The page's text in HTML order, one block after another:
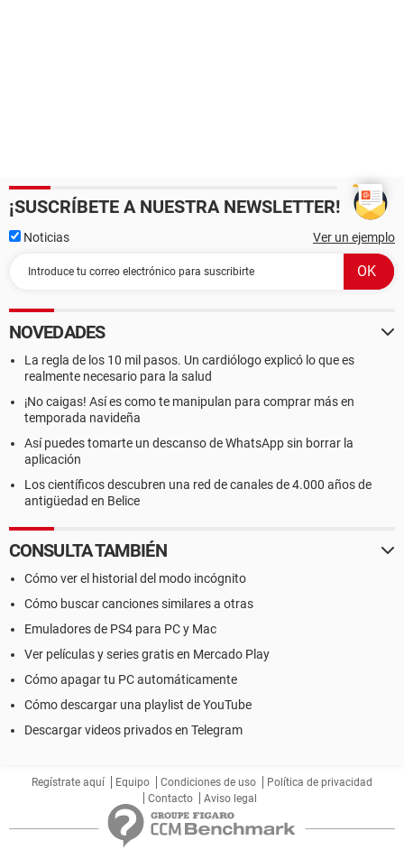
¡SUSCRÍBETE A NUESTRA NEWSLETTER!
Noticias Ver un ejemplo
NOVEDADES
La regla de los 10 mil pasos. Un cardiólogo explicó lo que es
realmente necesario para la salud
¡No caigas! Así es como te manipulan para comprar más en
temporada navideña
Así puedes tomarte un descanso de WhatsApp sin borrar la
aplicación
Los científicos descubren una red de canales de 4.000 años de
antigüedad en Belice
CONSULTA TAMBIÉN
Cómo ver el historial del modo incógnito
Cómo buscar canciones similares a otras
Emuladores de PS4 para PC y Mac
Ver películas y series gratis en Mercado Play
Cómo apagar tu PC automáticamente
Cómo descargar una playlist de YouTube
Descargar videos privados en Telegram
Regístrate aquí Equipo Condiciones de uso
Política de privacidad
Contacto
Aviso legal